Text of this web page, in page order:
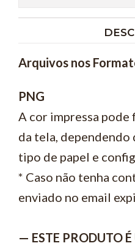
Arquivos nos
PNG
A cor impressa
da tela, dependendo
tipo de papel e
* Caso não tenha
enviado no email
— ESTE PRODUTO